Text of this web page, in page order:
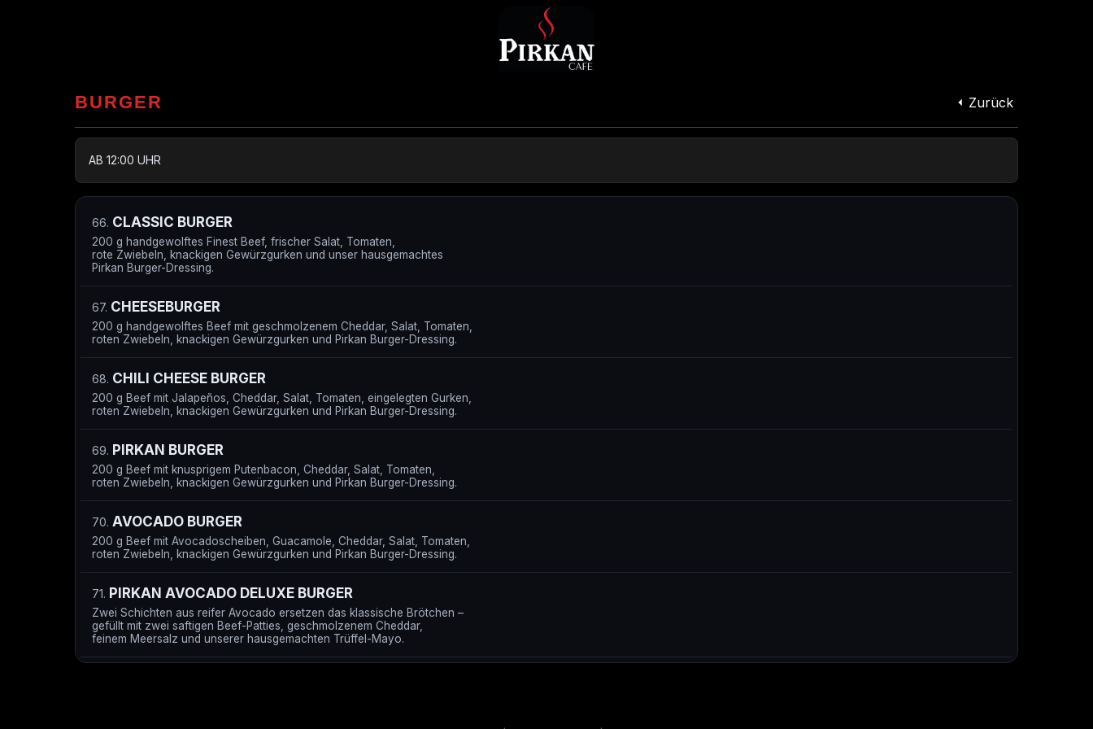
BURGER Zurück
AB 12:00 UHR
66. CLASSIC BURGER
200 g handgewolftes Finest Beef, frischer Salat, Tomaten,
rote Zwiebeln, knackigen Gewürzgurken und unser hausgemachtes
Pirkan Burger-Dressing.
67. CHEESEBURGER
200 g handgewolftes Beef mit geschmolzenem Cheddar, Salat, Tomaten,
roten Zwiebeln, knackigen Gewürzgurken und Pirkan Burger-Dressing.
68. CHILI CHEESE BURGER
200 g Beef mit Jalapeños, Cheddar, Salat, Tomaten, eingelegten Gurken,
roten Zwiebeln, knackigen Gewürzgurken und Pirkan Burger-Dressing.
69. PIRKAN BURGER
200 g Beef mit knusprigem Putenbacon, Cheddar, Salat, Tomaten,
roten Zwiebeln, knackigen Gewürzgurken und Pirkan Burger-Dressing.
70. AVOCADO BURGER
200 g Beef mit Avocadoscheiben, Guacamole, Cheddar, Salat, Tomaten,
roten Zwiebeln, knackigen Gewürzgurken und Pirkan Burger-Dressing.
71. PIRKAN AVOCADO DELUXE BURGER
Zwei Schichten aus reifer Avocado ersetzen das klassische Brötchen –
gefüllt mit zwei saftigen Beef-Patties, geschmolzenem Cheddar,
feinem Meersalz und unserer hausgemachten Trüffel-Mayo.